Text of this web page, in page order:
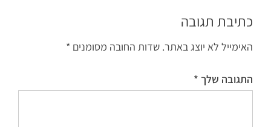
כתיבת תגובה
האימייל לא יוצג באתר. שדות החובה מסומנים *
התגובה שלך *